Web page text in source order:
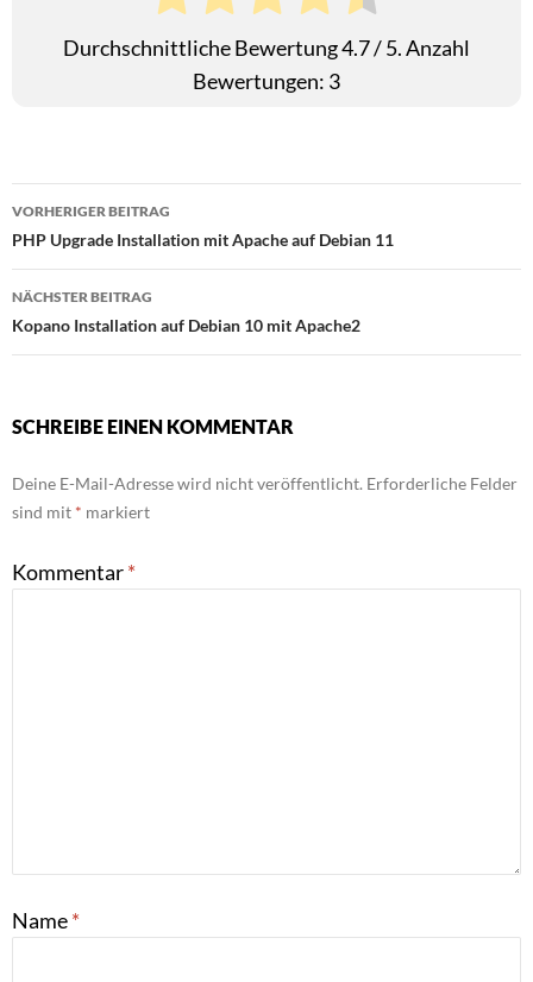
Durchschnittliche Bewertung4.7/ 5. Anzahl
Bewertungen: 3
Beitragsnavigation
VORHERIGER BEITRAG
PHP Upgrade Installation mit Apache auf Debian 11
NÄCHSTER BEITRAG
Kopano Installation auf Debian 10 mit Apache2
SCHREIBE EINEN KOMMENTAR
Deine E-Mail-Adresse wird nicht veröffentlicht. Erforderliche Felder
sind mit * markiert
Kommentar*
Name*